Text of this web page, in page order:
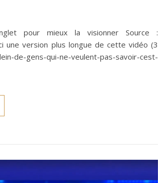
pour mieux la visionner Source :
une version plus longue de cette vidéo (3
de-gens-qui-ne-veulent-pas-savoir-cest-